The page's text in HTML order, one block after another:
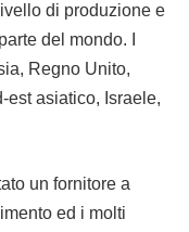
di produzione e
del mondo. I
Regno Unito,
est asiatico, Israele,
un fornitore a
ed i molti